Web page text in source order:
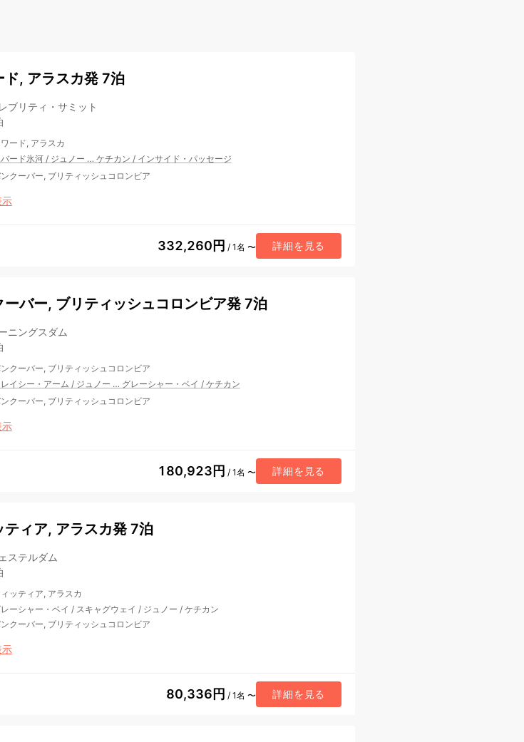
ド, アラスカ発 7泊
ブリティ・サミット
ワード, アラスカ
ード氷河/ ジュノー … ケチカン / インサイド・パッセージ
クーバー, ブリティッシュコロンビア
示
332,260円 / 1名 〜 詳細を見る
ーバー, ブリティッシュコロンビア発 7泊
ニングスダム
クーバー, ブリティッシュコロンビア
レイシー・アーム / ジュノー … グレーシャー・ベイ / ケチカン
クーバー, ブリティッシュコロンビア
示
180,923円 / 1名 〜 詳細を見る
ティア, アラスカ発 7泊
ステルダム
ッティア, アラスカ
ーシャー・ベイ / スキャグウェイ / ジュノー / ケチカン
クーバー, ブリティッシュコロンビア
示
80,336円 / 1名 〜 詳細を見る